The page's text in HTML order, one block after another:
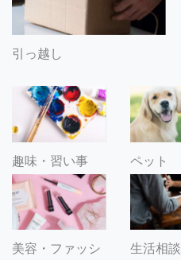
引っ越し
趣味・習い事 ペット
美容・ファッシ 生活相談